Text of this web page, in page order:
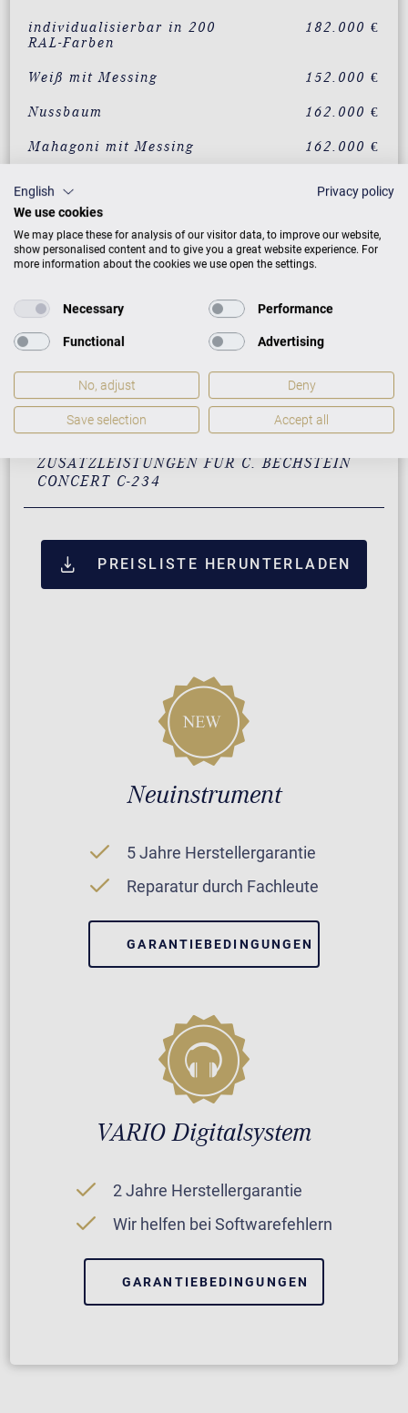
individualisierbar in 200
RAL-Farben
182.000 €
Weiß mit Messing 152.000 €
Nussbaum 162.000 €
Mahagoni mit Messing 162.000 €
Wurzelnussbaum mit
Messing
Vavona mit Messing 182.000 €
Makassar mit Messing
Santos Palisander mit
Messing
182.000 €
Pyramidenmahagoni mit
Messing
182.000 €
ZUSATZLEISTUNGEN FÜR C. BECHSTEIN
CONCERT C-234
PREISLISTE HERUNTERLADEN
Neuinstrument
5 Jahre Herstellergarantie
Reparatur durch Fachleute
GARANTIEBEDINGUNGEN
VARIO Digitalsystem
2 Jahre Herstellergarantie
Wir helfen bei Softwarefehlern
GARANTIEBEDINGUNGEN
English
Privacy policy
We use cookies
We may place these for analysis of our visitor data, to improve our website,
show personalised content and to give you a great website experience. For
more information about the cookies we use open the settings.
Necessary Performance
Functional Advertising
No, adjust Deny
Save selection Accept all